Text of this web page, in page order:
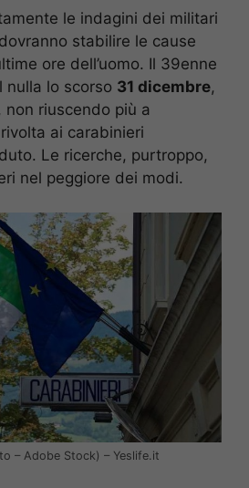
le indagini dei militari
stabilire le cause
ore dell’uomo. Il 39enne
nulla lo scorso 31 dicembre,
, non riuscendo più a
ai carabinieri
Le ricerche, purtroppo,
nel peggiore dei modi.
– Adobe Stock) – Yeslife.it